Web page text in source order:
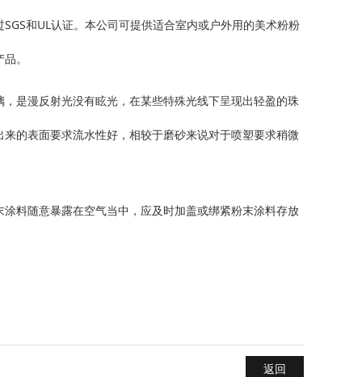
和UL认证。本公司可提供适合室内或户外用的美术粉粉
。
是漫反射光没有眩光，在某些特殊光线下呈现出轻盈的珠
的表面要求流水性好，相较于磨砂来说对于喷塑要求稍微
料随意暴露在空气当中，应及时加盖或绑紧粉末涂料存放
返回